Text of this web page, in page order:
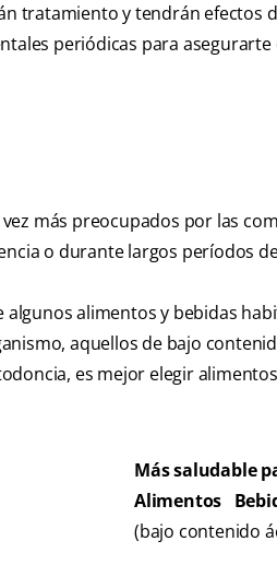
tratamiento y tendrán efectos
periódicas para
más preocupados por las
o durante largos períodos
alimentos y bebidas
aquellos de bajo
es mejor elegir
Más saludable
Alimentos
(bajo contenido